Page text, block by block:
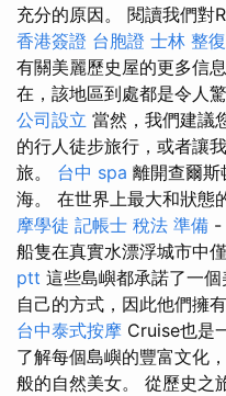
充分的原因。 閱讀我們對
香港簽證 台胞證 士林 整復
有關美麗歷史屋的更多信息
在，該地區到處都是令人
公司設立 當然，我們建議
的行人徒步旅行，或者讓
旅。 台中 spa 離開查爾斯
海。 在世界上最大和狀態
摩學徒 記帳士 稅法 準備 -
船隻在真實水漂浮城市中
ptt 這些島嶼都承諾了一
自己的方式，因此他們擁
台中泰式按摩 Cruise也是
了解每個島嶼的豐富文化
般的自然美女。 從歷史之